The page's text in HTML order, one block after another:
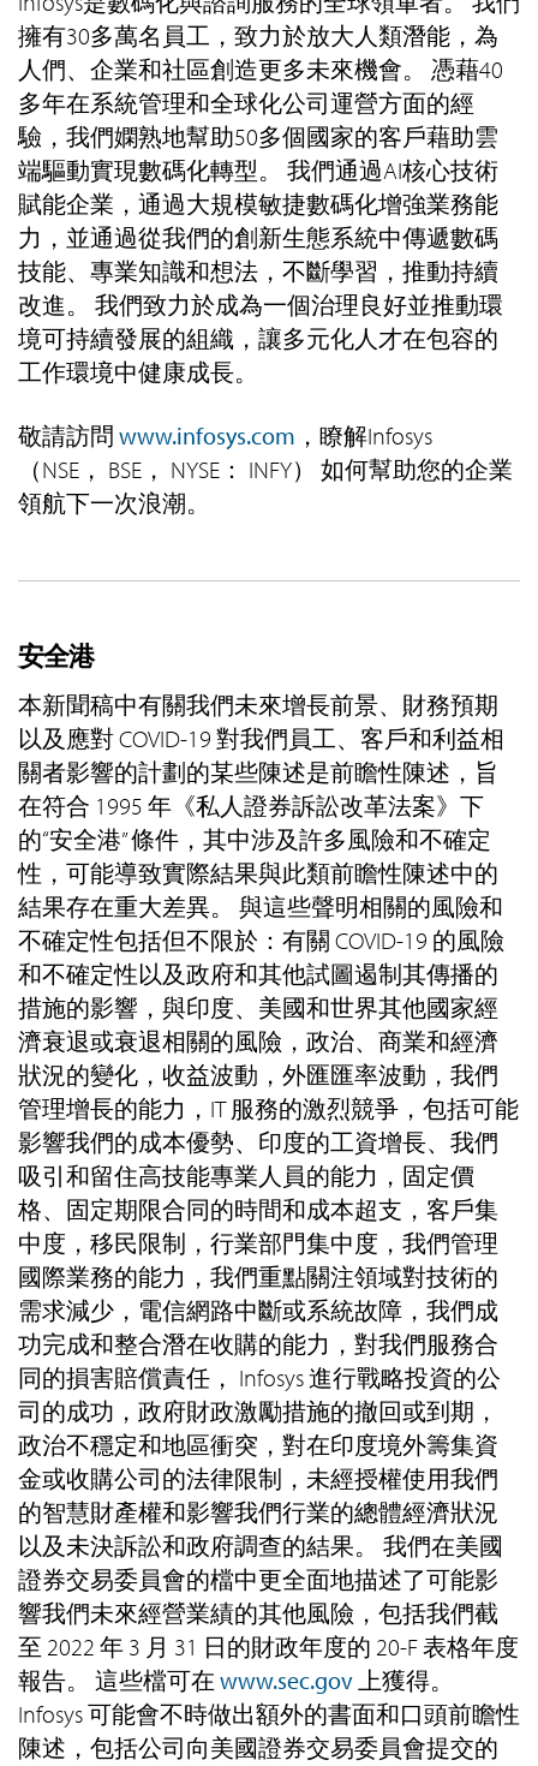
擁有30多萬名員工，致力於放大人類潛能，為
人們、企業和社區創造更多未來機會。 憑藉40
多年在系統管理和全球化公司運營方面的經
驗，我們嫻熟地幫助50多個國家的客戶藉助雲
端驅動實現數碼化轉型。 我們通過AI核心技術
賦能企業，通過大規模敏捷數碼化增強業務能
力，並通過從我們的創新生態系統中傳遞數碼
技能、專業知識和想法，不斷學習，推動持續
改進。 我們致力於成為一個治理良好並推動環
境可持續發展的組織，讓多元化人才在包容的
工作環境中健康成長。
敬請訪問 www.infosys.com ，瞭解Infosys
（NSE， BSE， NYSE： INFY） 如何幫助您的企業
領航下一次浪潮。
安全港
本新聞稿中有關我們未來增長前景、財務預期
以及應對 COVID-19 對我們員工、客戶和利益相
關者影響的計劃的某些陳述是前瞻性陳述，旨
在符合 1995 年《私人證券訴訟改革法案》下
的“安全港” 條件，其中涉及許多風險和不確定
性，可能導致實際結果與此類前瞻性陳述中的
結果存在重大差異。 與這些聲明相關的風險和
不確定性包括但不限於：有關 COVID-19 的風險
和不確定性以及政府和其他試圖遏制其傳播的
措施的影響，與印度、美國和世界其他國家經
濟衰退或衰退相關的風險，政治、商業和經濟
狀況的變化，收益波動，外匯匯率波動，我們
管理增長的能力，IT 服務的激烈競爭，包括可能
影響我們的成本優勢、印度的工資增長、我們
吸引和留住高技能專業人員的能力，固定價
格、固定期限合同的時間和成本超支，客戶集
中度，移民限制，行業部門集中度，我們管理
國際業務的能力，我們重點關注領域對技術的
需求減少，電信網路中斷或系統故障，我們成
功完成和整合潛在收購的能力，對我們服務合
同的損害賠償責任， Infosys 進行戰略投資的公
司的成功，政府財政激勵措施的撤回或到期，
政治不穩定和地區衝突，對在印度境外籌集資
金或收購公司的法律限制，未經授權使用我們
的智慧財產權和影響我們行業的總體經濟狀況
以及未決訴訟和政府調查的結果。 我們在美國
證券交易委員會的檔中更全面地描述了可能影
響我們未來經營業績的其他風險，包括我們截
至 2022 年 3 月 31 日的財政年度的 20-F 表格年度
報告。 這些檔可在 www.sec.gov上獲得。
Infosys 可能會不時做出額外的書面和口頭前瞻性
陳述，包括公司向美國證券交易委員會提交的